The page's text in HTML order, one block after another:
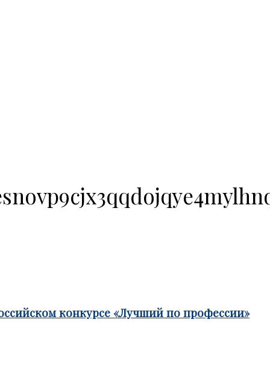
конкурсе «Лучший по профессии»